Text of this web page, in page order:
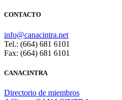
CONTACTO
info@canacintra.net
Tel.: (664) 681 6101
Fax: (664) 681 6101
CANACINTRA
Directorio de miembros